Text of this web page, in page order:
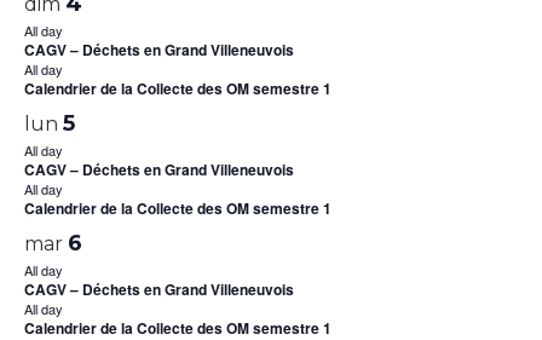
All day
CAGV – Déchets en Grand Villeneuvois
All day
Calendrier de la Collecte des OM semestre 1
lun 5
All day
CAGV – Déchets en Grand Villeneuvois
All day
Calendrier de la Collecte des OM semestre 1
mar 6
All day
CAGV – Déchets en Grand Villeneuvois
All day
Calendrier de la Collecte des OM semestre 1